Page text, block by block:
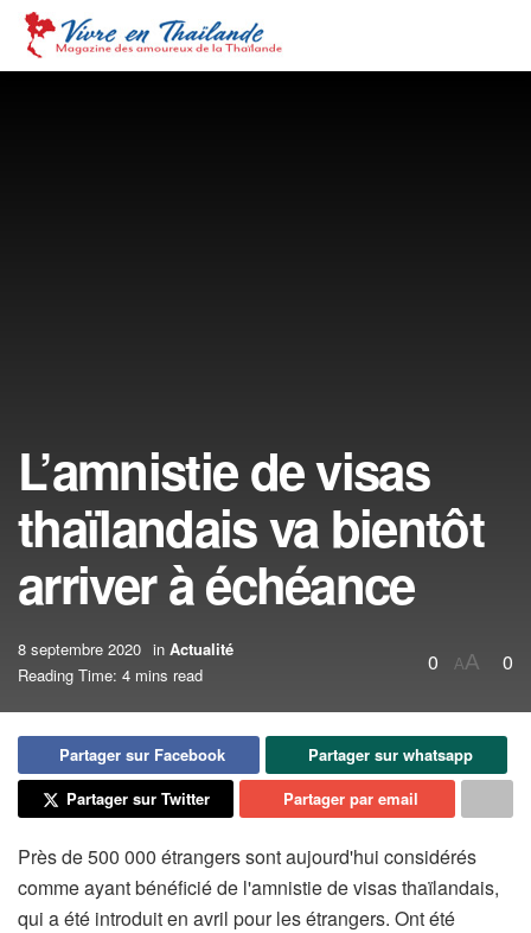
L’amnistie de visas
thaïlandais va bientôt
arriver à échéance
8 septembre 2020 in Actualité
Reading Time: 4 mins read
0 AA 0
Partager sur Facebook
Partager sur whatsapp
Partager sur Twitter
Partager par email
Près de 500 000 étrangers sont aujourd'hui considérés
comme ayant bénéficié de l'amnistie de visas thaïlandais,
qui a été introduit en avril pour les étrangers. Ont été